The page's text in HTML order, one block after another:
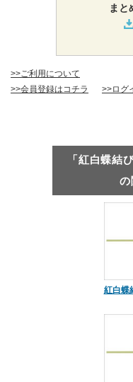
まと
>>ご利用について
>>会員登録はコチラ
>>ログ
「紅白蝶結
の
紅白蝶